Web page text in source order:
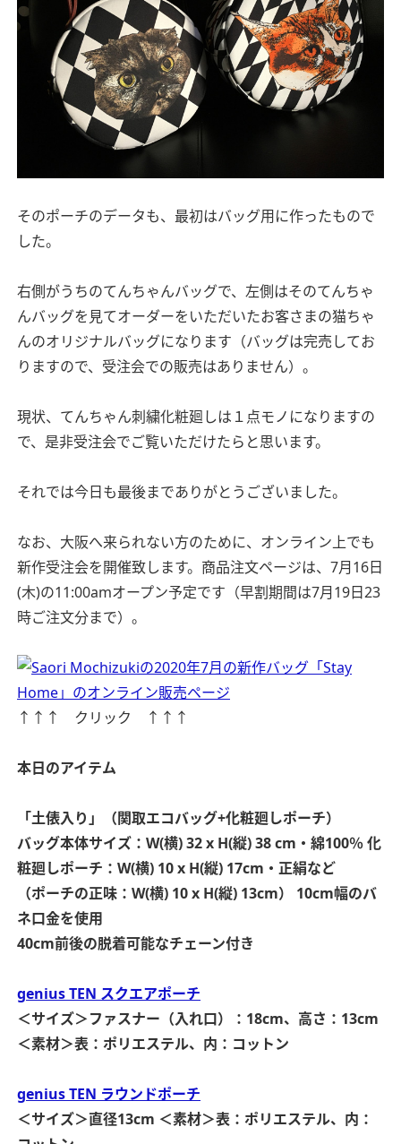
そのポーチのデータも、最初はバッグ用に作ったもので
した。
右側がうちのてんちゃんバッグで、左側はそのてんちゃ
んバッグを見てオーダーをいただいたお客さまの猫ちゃ
んのオリジナルバッグになります（バッグは完売してお
りますので、受注会での販売はありません）。
現状、てんちゃん刺繍化粧廻しは１点モノになりますの
で、是非受注会でご覧いただけたらと思います。
それでは今日も最後までありがとうございました。
なお、大阪へ来られない方のために、オンライン上でも
新作受注会を開催致します。商品注文ページは、7月16日
(木)の11:00amオープン予定です（早割期間は7月19日23
時ご注文分まで）。
↑↑↑ クリック ↑↑↑
本日のアイテム
「土俵入り」（関取エコバッグ+化粧廻しポーチ）
バッグ本体サイズ：W(横) 32 x H(縦) 38 cm・綿100％化
粧廻しポーチ：W(横) 10 x H(縦) 17cm・正絹など
（ポーチの正味：W(横) 10 x H(縦) 13cm）
10cm幅のバ
ネ口金を使用
40cm前後の脱着可能なチェーン付き
genius TEN スクエアポーチ
＜サイズ＞ファスナー（入れ口）：18cm、高さ：13cm
＜素材＞表：ポリエステル、内：コットン
genius TEN ラウンドポーチ
＜サイズ＞直径13cm ＜素材＞表：ポリエステル、内：